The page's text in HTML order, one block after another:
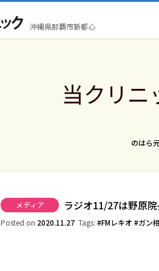
沖縄県那覇市新都心
当クリニ
Author:
のはら
メディア ラジオ11/27は野原
Posted on 2020.11.27 Tags: FMレキオ ガン